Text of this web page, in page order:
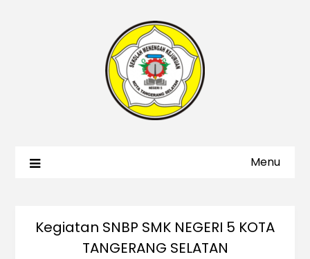
Menu
Kegiatan SNBP SMK NEGERI 5 KOTA
TANGERANG SELATAN